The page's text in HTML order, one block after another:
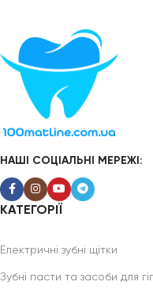
НАШІ СОЦІАЛЬНІ МЕРЕЖІ:
КАТЕГОРІЇ
Електричні зубні щітки
Зубні пасти та засоби для